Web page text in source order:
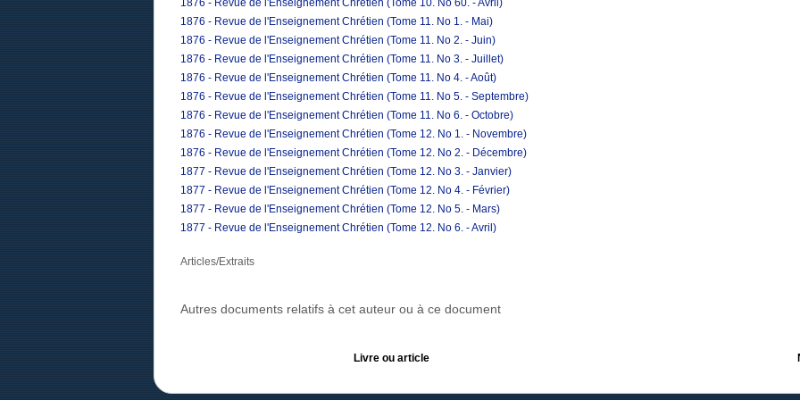
1876 - Revue de l'Enseignement Chrétien (Tome 10. No 60. - Avril)
1876 - Revue de l'Enseignement Chrétien (Tome 11. No 1. - Mai)
1876 - Revue de l'Enseignement Chrétien (Tome 11. No 2. - Juin)
1876 - Revue de l'Enseignement Chrétien (Tome 11. No 3. - Juillet)
1876 - Revue de l'Enseignement Chrétien (Tome 11. No 4. - Août)
1876 - Revue de l'Enseignement Chrétien (Tome 11. No 5. - Septembre)
1876 - Revue de l'Enseignement Chrétien (Tome 11. No 6. - Octobre)
1876 - Revue de l'Enseignement Chrétien (Tome 12. No 1. - Novembre)
1876 - Revue de l'Enseignement Chrétien (Tome 12. No 2. - Décembre)
1877 - Revue de l'Enseignement Chrétien (Tome 12. No 3. - Janvier)
1877 - Revue de l'Enseignement Chrétien (Tome 12. No 4. - Février)
1877 - Revue de l'Enseignement Chrétien (Tome 12. No 5. - Mars)
1877 - Revue de l'Enseignement Chrétien (Tome 12. No 6. - Avril)
Articles/Extraits
Autres documents relatifs à cet auteur ou à ce document
Livre ou article